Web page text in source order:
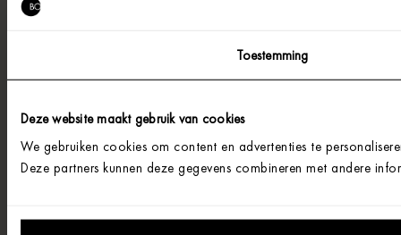
Toestemming
Deze website maakt gebruik van cookies
We gebruiken cookies om content en advertenties te
Deze partners kunnen deze gegevens combineren met andere